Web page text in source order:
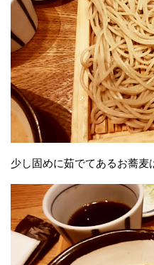
少し固めに茹でてあるお蕎麦